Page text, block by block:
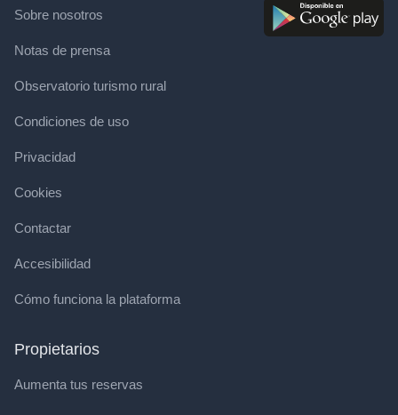
Sobre nosotros
Notas de prensa
Observatorio turismo rural
Condiciones de uso
Privacidad
Cookies
Contactar
Accesibilidad
Cómo funciona la plataforma
Propietarios
Aumenta tus reservas